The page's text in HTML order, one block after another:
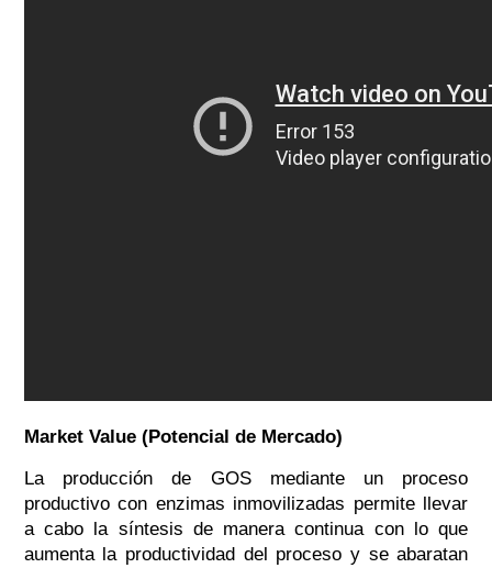
Market Value (Potencial de Mercado)
La producción de GOS mediante un proceso
productivo con enzimas inmovilizadas permite llevar
a cabo la síntesis de manera continua con lo que
aumenta la productividad del proceso y se abaratan